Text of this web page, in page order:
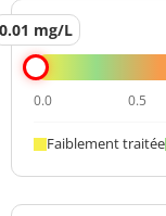
mg/L
0.0 0.5
Faiblement traitée